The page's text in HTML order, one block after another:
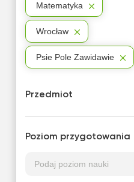
Matematyka
Wrocław
Psie Pole Zawidawie
Przedmiot
Poziom przygotowania